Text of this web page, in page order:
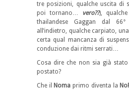
tre posizioni, qualche uscita di
poi tornano… vero??),
thailandese Gaggan dal
all’indietro, qualche carpiato,
certa qual mancanza di
conduzione dai ritmi serrati…
Cosa dire che non sia già
postato?
Che il
Noma primo diventa la